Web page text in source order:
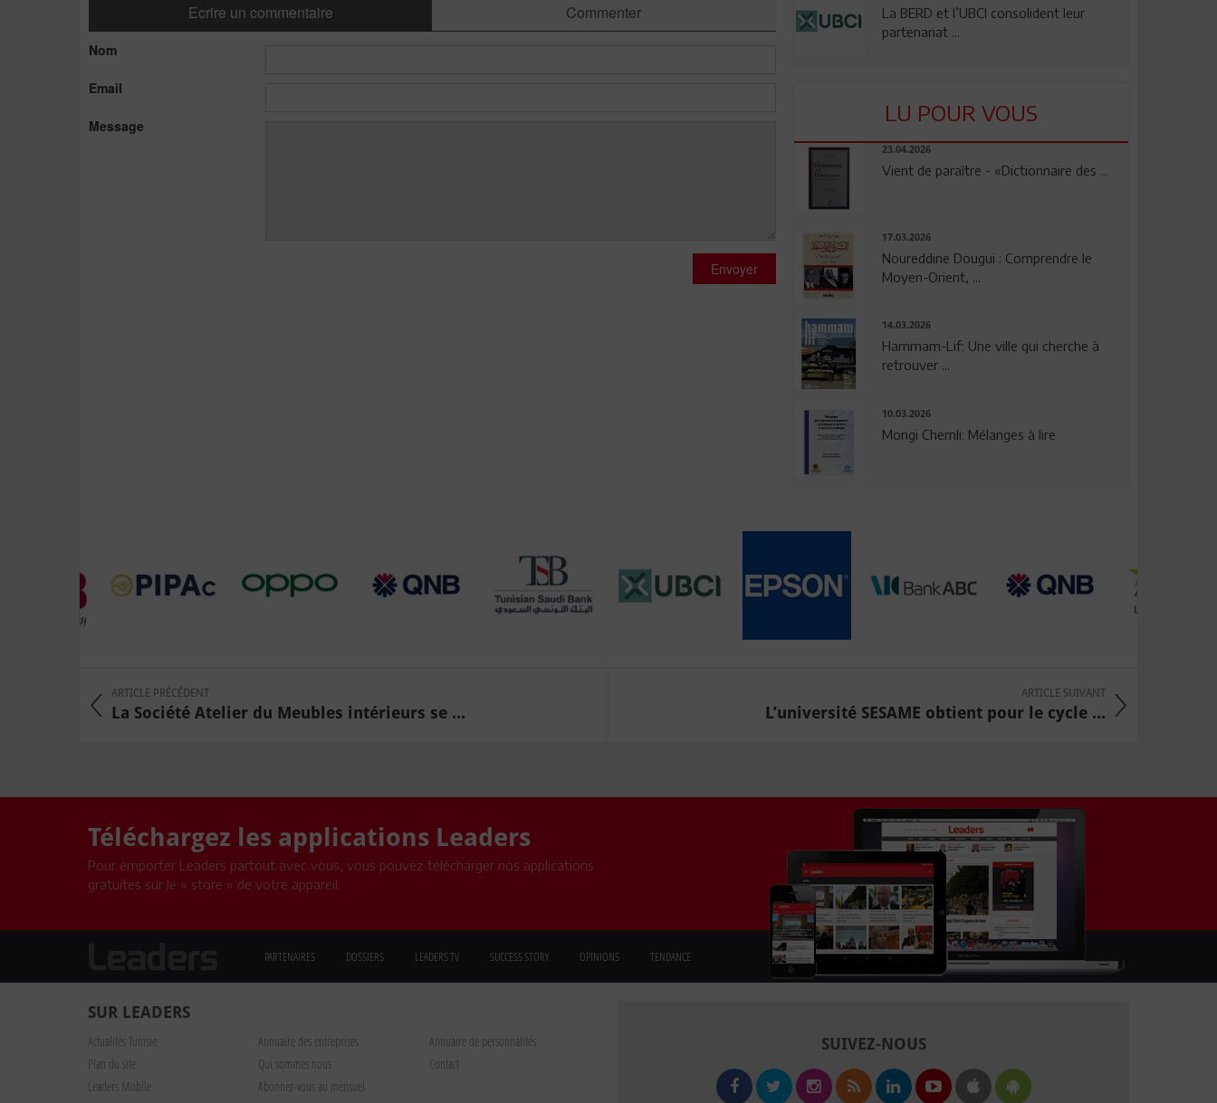
Ecrire un commentaire Commenter
Nom
Email
Message
Envoyer
La BERD et l’UBCI consolident leur
partenariat ...
LU POUR VOUS
23.04.2026
Vient de paraître - «Dictionnaire des ...
17.03.2026
Noureddine Dougui : Comprendre le
Moyen-Orient, ...
14.03.2026
Hammam-Lif: Une ville qui cherche à
retrouver ...
10.03.2026
Mongi Chemli: Mélanges à lire
ARTICLE PRÉCÉDENT
La Société Atelier du Meubles intérieurs se ...
ARTICLE SUIVANT
L’université SESAME obtient pour le cycle ...
Téléchargez les applications Leaders
Pour emporter Leaders partout avec vous, vous pouvez télécharger nos applications
gratuites sur le « store » de votre appareil.
PARTENAIRES DOSSIERS LEADERS TV SUCCESS STORY OPINIONS TENDANCE
SUR LEADERS
Actualités Tunisie Annuaire des entreprises
Annuaire de personnalités
Plan du site
Qui sommes nous
Contact
Leaders Mobile
Abonnez-vous au mensuel
SUIVEZ-NOUS